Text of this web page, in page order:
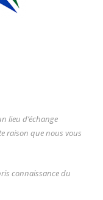
lieu d’échange
raison que nous vous
connaissance du